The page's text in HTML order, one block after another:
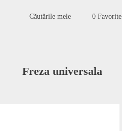
Căutările mele 0Favorite
Freza universala